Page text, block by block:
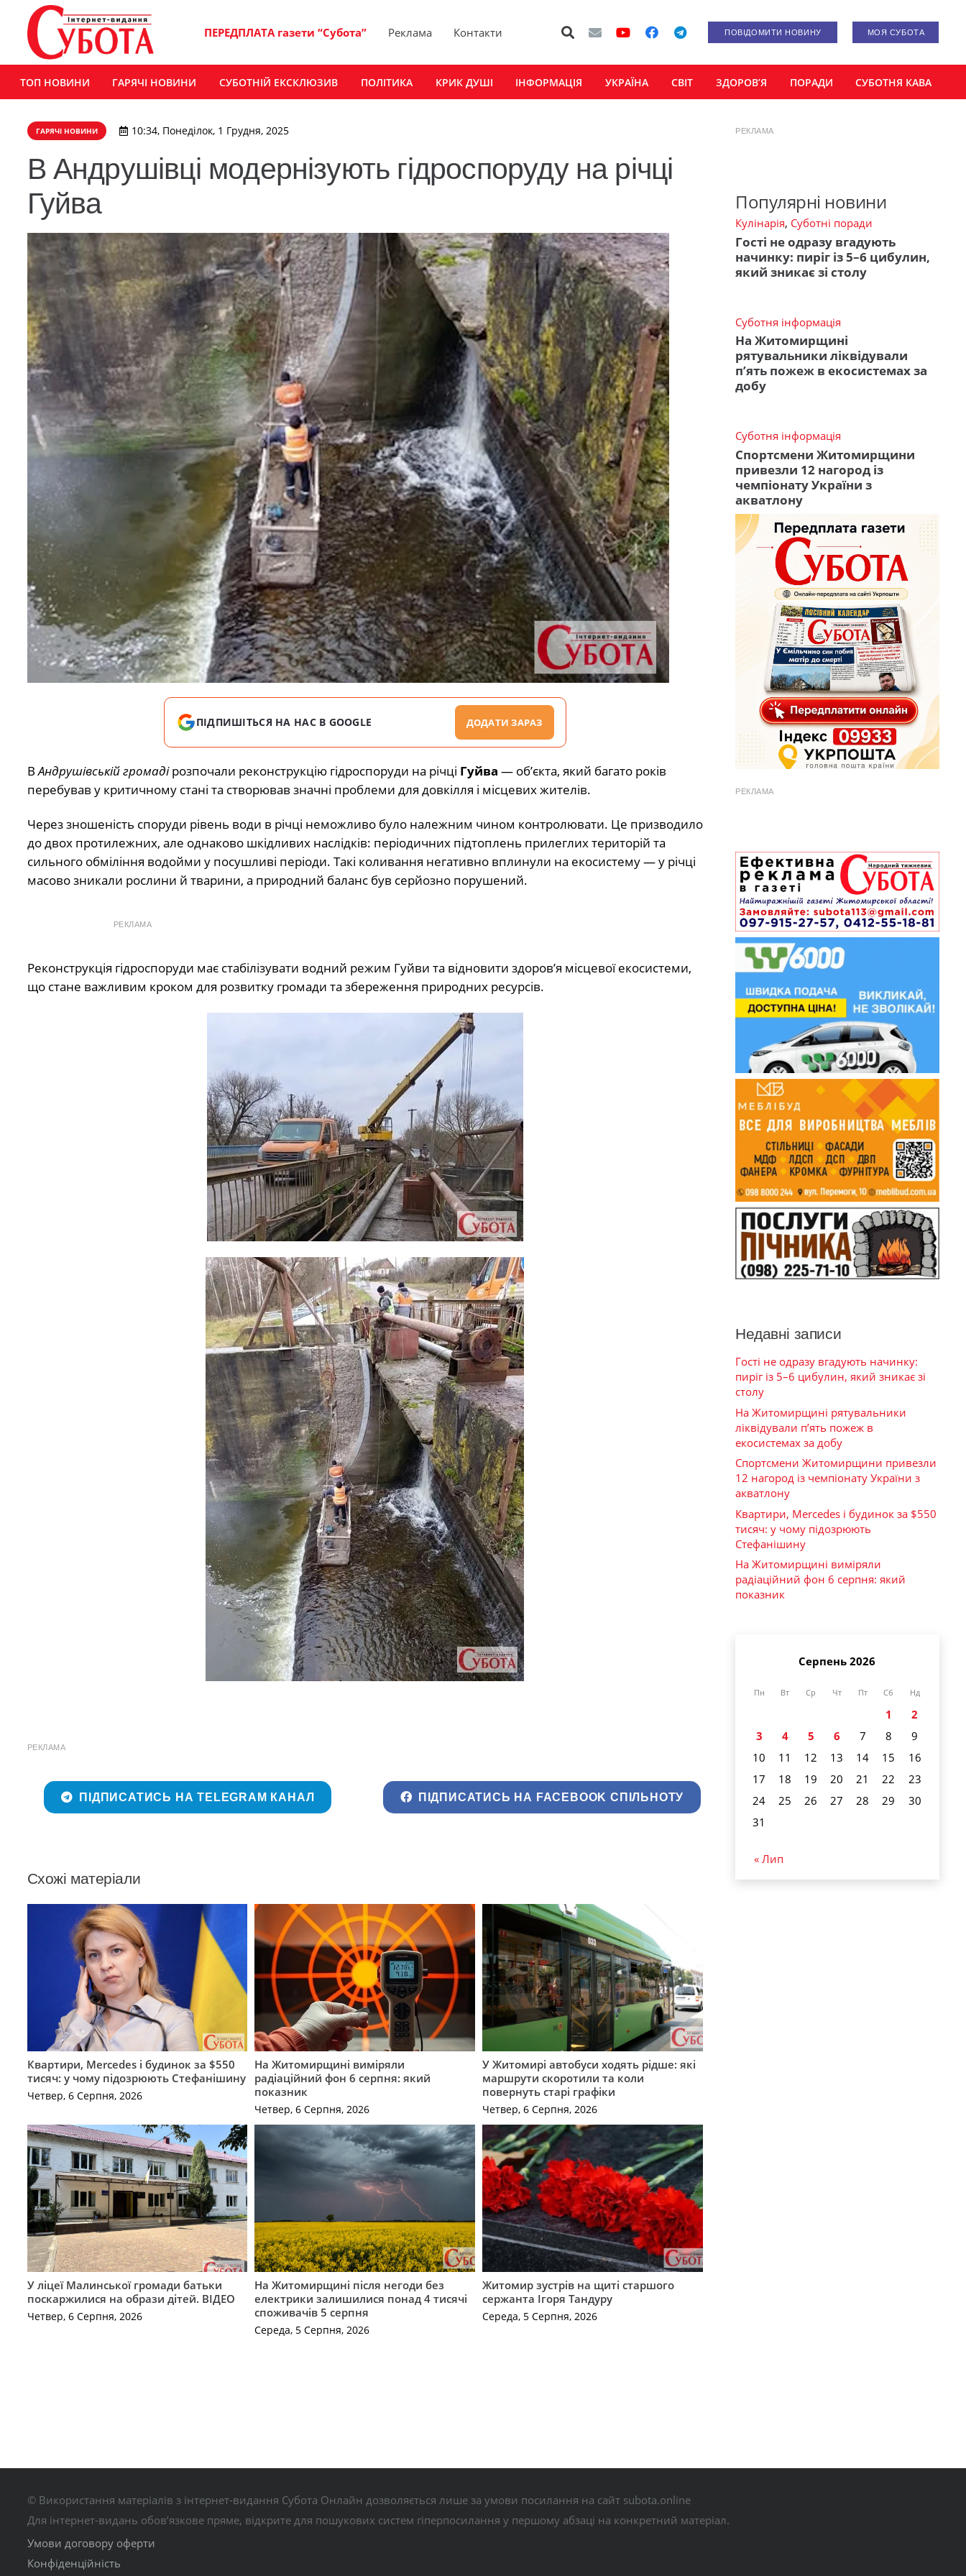
ПЕРЕДПЛАТА газети “Субота” Реклама Контакти ПОВІДОМИТИ НОВИНУ МОЯ СУБОТА
ТОП НОВИНИ ГАРЯЧІ НОВИНИ СУБОТНІЙ ЕКСКЛЮЗИВ ПОЛІТИКА КРИК ДУШІ ІНФОРМАЦІЯ УКРАЇНА СВІТ ЗДОРОВ’Я ПОРАДИ СУБОТНЯ КАВА
ГАРЯЧІ НОВИНИ 10:34, Понеділок, 1 Грудня, 2025
В Андрушівці модернізують гідроспоруду на річці
Гуйва
ПІДПИШІТЬСЯ НА НАС В GOOGLE ДОДАТИ ЗАРАЗ
ВАндрушівській громадірозпочали реконструкцію гідроспоруди на річці Гуйва — об’єкта, який багато років
перебував у критичному стані та створював значні проблеми для довкілля і місцевих жителів.
Через зношеність споруди рівень води в річці неможливо було належним чином контролювати. Це призводило
до двох протилежних, але однаково шкідливих наслідків: періодичних підтоплень прилеглих територій та
сильного обміління водойми у посушливі періоди. Такі коливання негативно вплинули на екосистему — у річці
масово зникали рослини й тварини, а природний баланс був серйозно порушений.
РЕКЛАМА
Реконструкція гідроспоруди має стабілізувати водний режим Гуйви та відновити здоров’я місцевої екосистеми,
що стане важливим кроком для розвитку громади та збереження природних ресурсів.
РЕКЛАМА
ПІДПИСАТИСЬ НА TELEGRAM КАНАЛ ПІДПИСАТИСЬ НА FACEBOOK СПІЛЬНОТУ
Схожі матеріали
Квартири, Mercedes і будинок за $550
тисяч: у чому підозрюють Стефанішину
Четвер, 6 Серпня, 2026
На Житомирщині виміряли
радіаційний фон 6 серпня: який
показник
Четвер, 6 Серпня, 2026
У Житомирі автобуси ходять рідше: які
маршрути скоротили та коли
повернуть старі графіки
Четвер, 6 Серпня, 2026
У ліцеї Малинської громади батьки
поскаржилися на образи дітей. ВІДЕО
Четвер, 6 Серпня, 2026
На Житомирщині після негоди без
електрики залишилися понад 4 тисячі
споживачів 5 серпня
Середа, 5 Серпня, 2026
Житомир зустрів на щиті старшого
сержанта Ігоря Тандуру
Середа, 5 Серпня, 2026
РЕКЛАМА
Популярні новини
Кулінарія, Суботні поради
Гості не одразу вгадують
начинку: пиріг із 5–6 цибулин,
який зникає зі столу
Суботня інформація
На Житомирщині
рятувальники ліквідували
п’ять пожеж в екосистемах за
добу
Суботня інформація
Спортсмени Житомирщини
привезли 12 нагород із
чемпіонату України з
акватлону
РЕКЛАМА
Недавні записи
Гості не одразу вгадують начинку:
пиріг із 5–6 цибулин, який зникає зі
столу
На Житомирщині рятувальники
ліквідували п’ять пожеж в
екосистемах за добу
Спортсмени Житомирщини привезли
12 нагород із чемпіонату України з
акватлону
Квартири, Mercedes і будинок за $550
тисяч: у чому підозрюють
Стефанішину
На Житомирщині виміряли
радіаційний фон 6 серпня: який
показник
Серпень 2026
Пн Вт Ср Чт Пт Сб Нд
1
2
3
4 5 6 7 8
9
10
11 12 13 14 15
16
17
18 19 20 21 22
23
24
25 26 27 28 29
30
31
« Лип
© Використання матеріалів з інтернет-видання Субота Онлайн дозволяється лише за умови посилання на сайт subota.online
Для інтернет-видань обов’язкове пряме, відкрите для пошукових систем гіперпосилання у першому абзаці на конкретний матеріал.
Умови договору оферти
Конфіденційність